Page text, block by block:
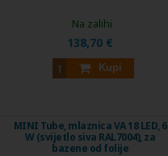
138,70 €
Kupi
Na zalihi
MINI Tube, mlaznica VA 18 LED, 6
W (svijetlo siva RAL7004), za
bazene od folije